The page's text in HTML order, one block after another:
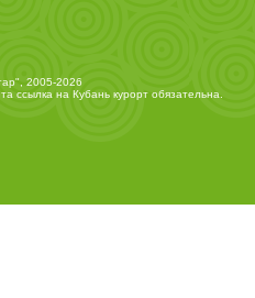
2005-2026
ссылка на Кубань курортобязательна.